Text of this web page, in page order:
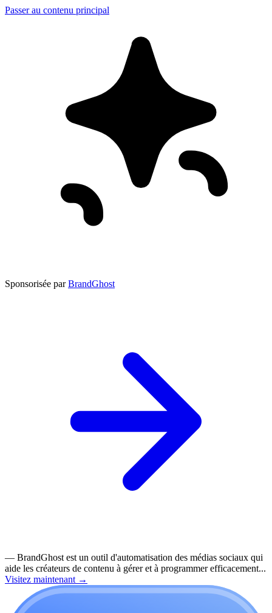
Passer au contenu principal
Sponsorisée par BrandGhost
— BrandGhost est un outil d'automatisation des médias sociaux qui
aide les créateurs de contenu à gérer et à programmer efficacement...
Visitez maintenant →